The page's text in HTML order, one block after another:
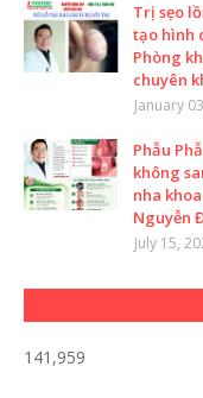
Trị sẹo
tạo hình
Phòng
chuyên
January
Phẫu
không
nha
Nguyễn
July 15,
141,959